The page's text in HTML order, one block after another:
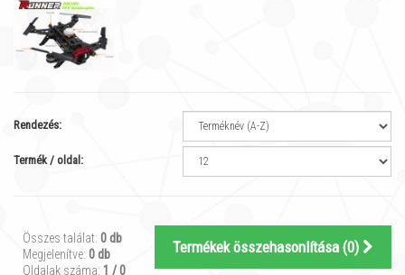
Rendezés:
Termék / oldal:
Összes találat: 0 db
Megjelenítve: 0 db
Oldalak száma: 1 / 0
Termékek összehasonlítása (0)